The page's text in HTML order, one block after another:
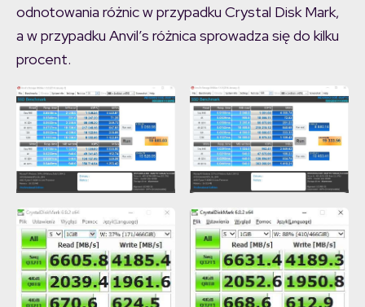
odnotowania różnic w przypadku Crystal Disk Mark,
a w przypadku Anvil’s różnica sprowadza się do kilku
procent.
Przed zapełnieniem Po zapełnieniu